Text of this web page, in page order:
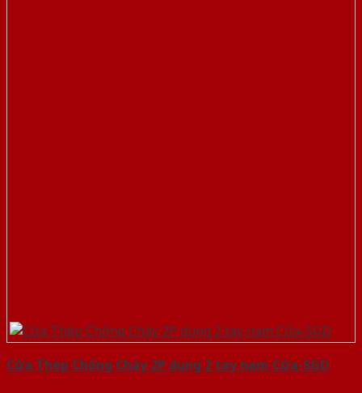
Cửa Thép Chống Cháy 2P dung 2 tay nam Cửa-SGD